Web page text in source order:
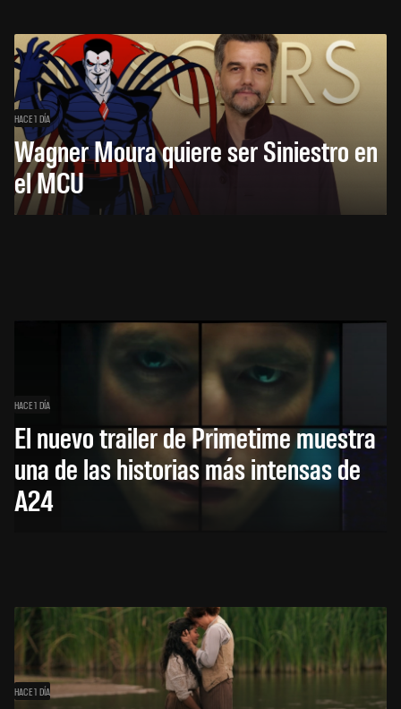
HACE 1 DÍA
Wagner Moura quiere ser Siniestro en
el MCU
HACE 1 DÍA
El nuevo trailer de Primetime muestra
una de las historias más intensas de
A24
HACE 1 DÍA